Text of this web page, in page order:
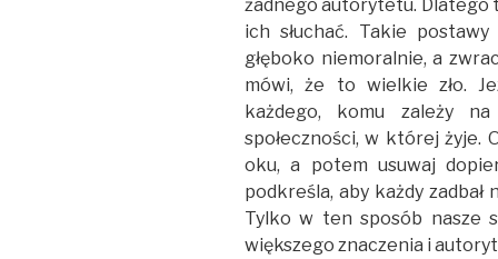
żadnego autorytetu. Dlatego
ich słuchać. Takie
głęboko niemoralnie, a
mówi, że to wielkie zło.
każdego, komu zależy
społeczności, w której żyje.
oku, a potem usuwaj
podkreśla, aby każdy
Tylko w ten sposób nasze
większego znaczenia i